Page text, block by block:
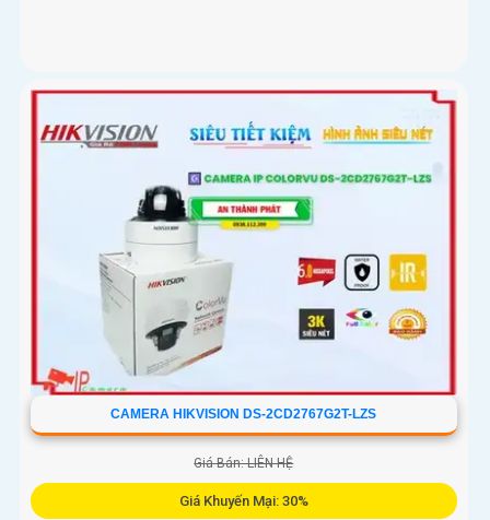
CAMERA HIKVISION DS-2CD2767G2T-LZS
Giá Bán: LIÊN HỆ
Giá Khuyến Mại: 30%